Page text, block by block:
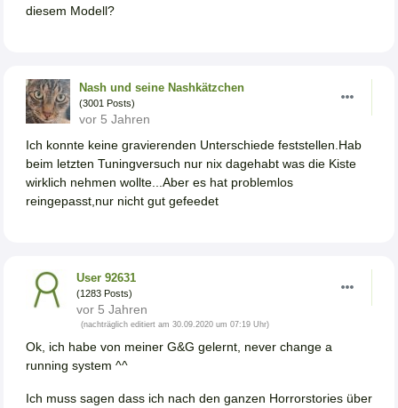
diesem Modell?
Nash und seine Nashkätzchen
(3001 Posts)
vor 5 Jahren
Ich konnte keine gravierenden Unterschiede feststellen.Hab
beim letzten Tuningversuch nur nix dagehabt was die Kiste
wirklich nehmen wollte...Aber es hat problemlos
reingepasst,nur nicht gut gefeedet
User 92631
(1283 Posts)
vor 5 Jahren
(nachträglich editiert am 30.09.2020 um 07:19 Uhr)
Ok, ich habe von meiner G&G gelernt, never change a
running system ^^
Ich muss sagen dass ich nach den ganzen Horrorstories über